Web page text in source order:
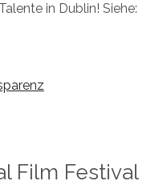
in Dublin! Siehe:
Film Festival